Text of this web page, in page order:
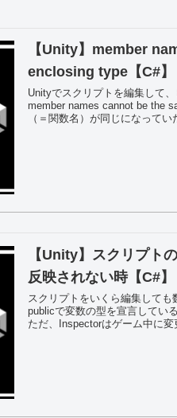
【Unity】member
enclosing type【C#】
Unityでスクリプトを編集して
member names cannot be the
（＝関数名）が同じになってい
【Unity】スクリプト
反映されない時【C#
スクリプトをいくら編集して
publicで変数の型を宣言してい
ただ、Inspectorはゲーム中に